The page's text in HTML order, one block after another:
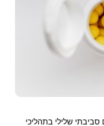
שלילי בתהליכי